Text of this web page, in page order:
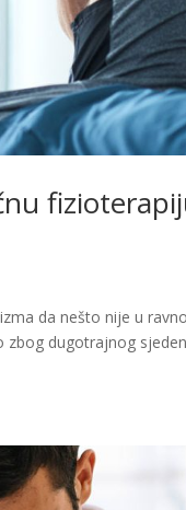
da nešto nije u
dugotrajnog